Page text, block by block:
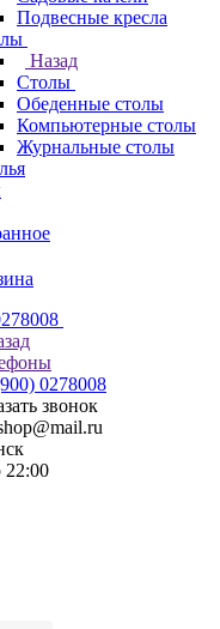
Подвесные кресла
Назад
Столы
Обеденные столы
Компьютерные столы
Журнальные столы
0278008
звонок
22:00